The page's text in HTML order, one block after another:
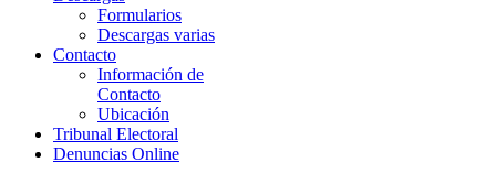
Formularios
Descargas varias
Contacto
Información de
Contacto
Ubicación
Tribunal Electoral
Denuncias Online